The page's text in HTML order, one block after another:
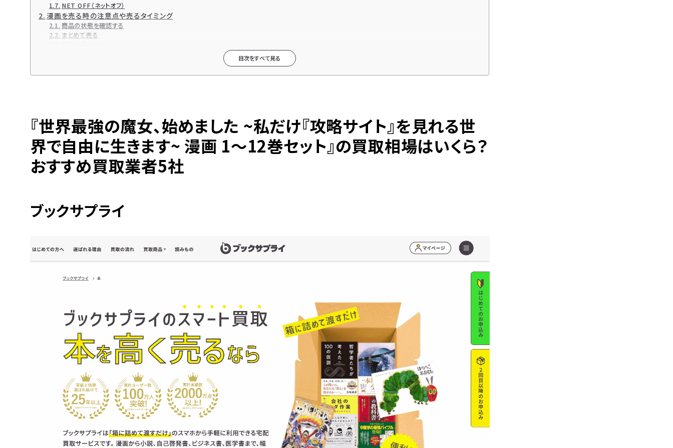
NET OFF（ネットオフ）
漫画を売る時の注意点や売るタイミング
商品の状態を確認する
まとめて売る
『世界最強の魔女、始めました ~私だけ『攻略サイト』を見れる世界で自由に生きます~』とは？
高価買取ならブックサプライへ
目次をすべて見る
『世界最強の魔女、始めました ~私だけ『攻略サイト』を見れる世
界で自由に生きます~ 漫画 1～12巻セット』の買取相場はいくら？
おすすめ買取業者5社
ブックサプライ